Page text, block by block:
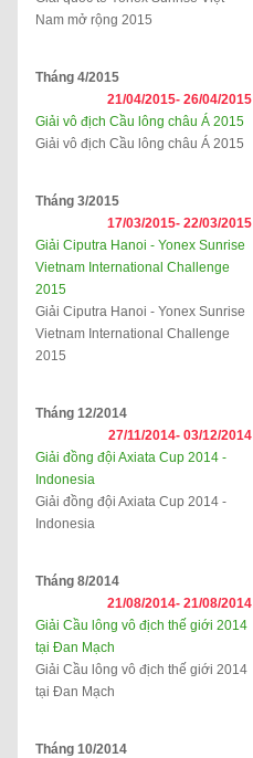
Nam mở rộng 2015
Tháng 4/2015
21/04/2015- 26/04/2015
Giải vô địch Cầu lông châu Á 2015
Giải vô địch Cầu lông châu Á 2015
Tháng 3/2015
17/03/2015- 22/03/2015
Giải Ciputra Hanoi - Yonex Sunrise
Vietnam International Challenge
2015
Giải Ciputra Hanoi - Yonex Sunrise
Vietnam International Challenge
2015
Tháng 12/2014
27/11/2014- 03/12/2014
Giải đồng đội Axiata Cup 2014 -
Indonesia
Giải đồng đội Axiata Cup 2014 -
Indonesia
Tháng 8/2014
21/08/2014- 21/08/2014
Giải Cầu lông vô địch thế giới 2014
tại Đan Mạch
Giải Cầu lông vô địch thế giới 2014
tại Đan Mạch
Tháng 10/2014